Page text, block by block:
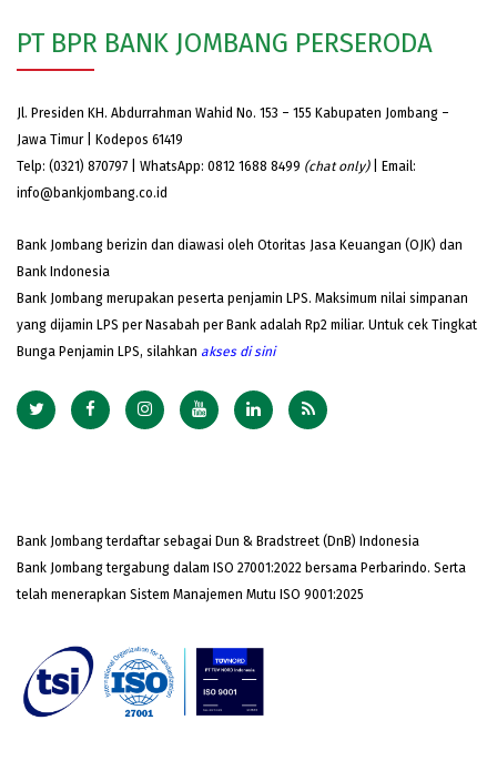
PT BPR BANK JOMBANG PERSERODA
Jl. Presiden KH. Abdurrahman Wahid No. 153 – 155 Kabupaten Jombang –
Jawa Timur | Kodepos 61419
Telp: (0321) 870797 | WhatsApp: 0812 1688 8499 (chat only)| Email:
info@bankjombang.co.id
Bank Jombang berizin dan diawasi oleh Otoritas Jasa Keuangan (OJK) dan
Bank Indonesia
Bank Jombang merupakan peserta penjamin LPS. Maksimum nilai simpanan
yang dijamin LPS per Nasabah per Bank adalah Rp2 miliar. Untuk cek Tingkat
Bunga Penjamin LPS, silahkan akses di sini
Bank Jombang terdaftar sebagai Dun & Bradstreet (DnB) Indonesia
Bank Jombang tergabung dalam ISO 27001:2022 bersama Perbarindo. Serta
telah menerapkan Sistem Manajemen Mutu ISO 9001:2025